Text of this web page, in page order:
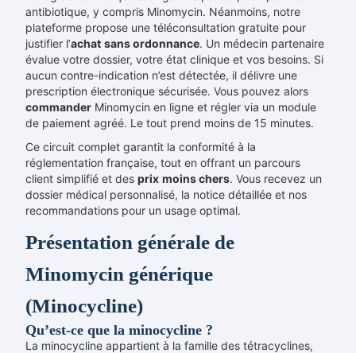
antibiotique, y compris Minomycin. Néanmoins, notre
plateforme propose une téléconsultation gratuite pour
justifier l’achat sans ordonnance. Un médecin partenaire
évalue votre dossier, votre état clinique et vos besoins. Si
aucun contre-indication n’est détectée, il délivre une
prescription électronique sécurisée. Vous pouvez alors
commander Minomycin en ligne et régler via un module
de paiement agréé. Le tout prend moins de 15 minutes.
Ce circuit complet garantit la conformité à la
réglementation française, tout en offrant un parcours
client simplifié et des prix moins chers. Vous recevez un
dossier médical personnalisé, la notice détaillée et nos
recommandations pour un usage optimal.
Présentation générale de
Minomycin générique
(Minocycline)
Qu’est-ce que la minocycline ?
La minocycline appartient à la famille des tétracyclines,